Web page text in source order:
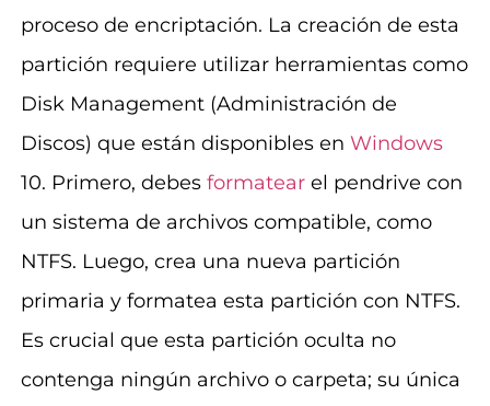
proceso de encriptación. La creación de esta
partición requiere utilizar herramientas como
Disk Management (Administración de
Discos) que están disponibles en Windows
10. Primero, debes formatearel pendrive con
un sistema de archivos compatible, como
NTFS. Luego, crea una nueva partición
primaria y formatea esta partición con NTFS.
Es crucial que esta partición oculta no
contenga ningún archivo o carpeta; su única